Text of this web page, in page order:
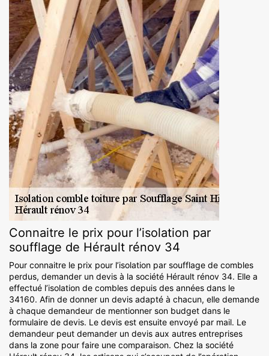
Connaitre le prix pour l’isolation par
soufflage de Hérault rénov 34
Pour connaitre le prix pour l’isolation par soufflage de combles
perdus, demander un devis à la société Hérault rénov 34. Elle a
effectué l’isolation de combles depuis des années dans le
34160. Afin de donner un devis adapté à chacun, elle demande
à chaque demandeur de mentionner son budget dans le
formulaire de devis. Le devis est ensuite envoyé par mail. Le
demandeur peut demander un devis aux autres entreprises
dans la zone pour faire une comparaison. Chez la société